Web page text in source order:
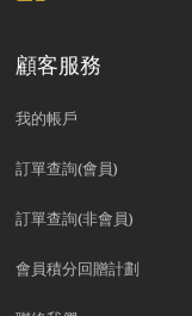
顧客服務
我的帳戶
訂單查詢(會員)
訂單查詢(非會員)
會員積分回贈計劃